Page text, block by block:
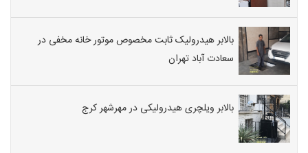
بالابر هیدرولیک ثابت مخصوص موتور خانه مخفی در
سعادت آباد تهران
بالابر ویلچری هیدرولیکی در مهرشهر کرج